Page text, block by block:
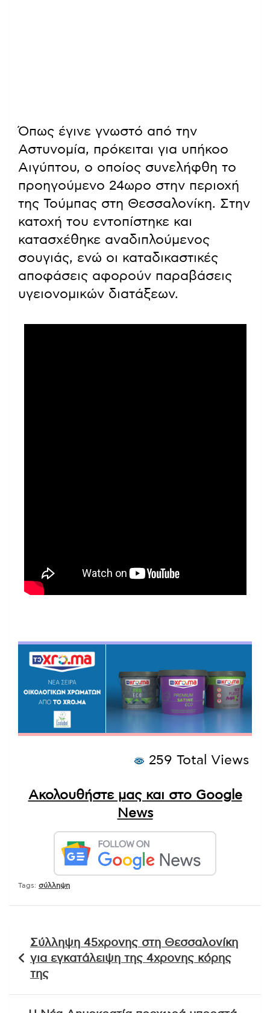
Όπως έγινε γνωστό από την
Αστυνομία, πρόκειται για υπήκοο
Αιγύπτου, ο οποίος συνελήφθη το
προηγούμενο 24ωρο στην περιοχή
της Τούμπας στη Θεσσαλονίκη. Στην
κατοχή του εντοπίστηκε και
κατασχέθηκε αναδιπλούμενος
σουγιάς, ενώ οι καταδικαστικές
αποφάσεις αφορούν παραβάσεις
υγειονομικών διατάξεων.
259 Total Views
Ακολουθήστε μας και στο Google
News
Tags: σύλληψη
άρθρων
Σύλληψη 45χρονης στη Θεσσαλονίκη
για εγκατάλειψη της 4χρονης κόρης
της